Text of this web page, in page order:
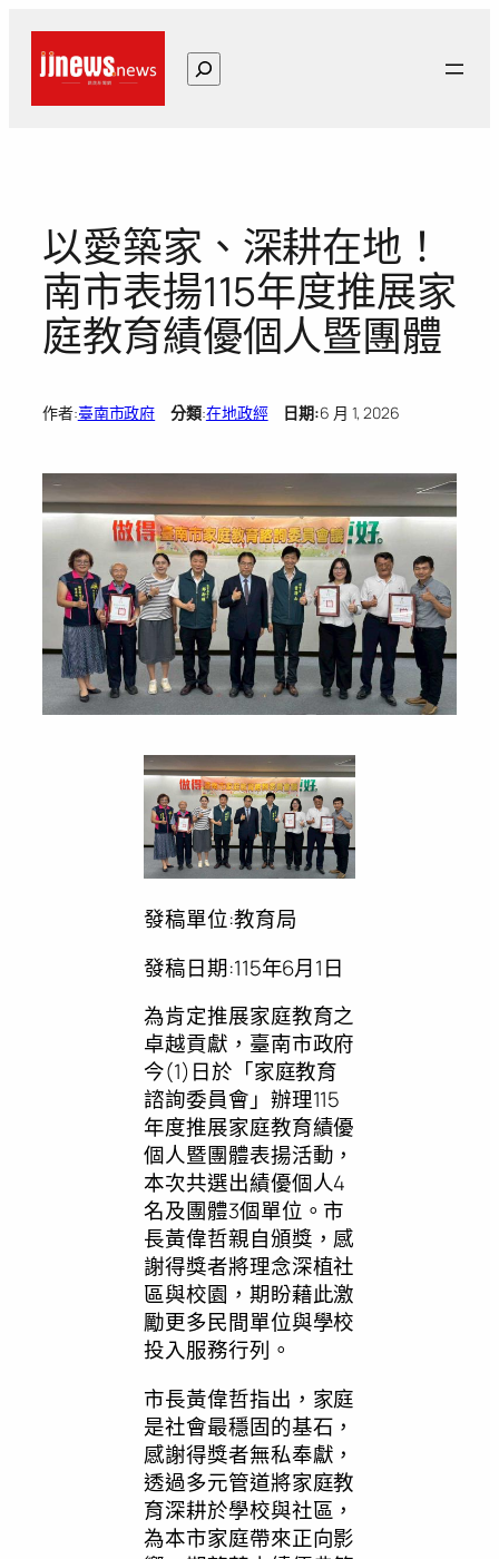
搜
尋
以愛築家、深耕在地！
南市表揚115年度推展家
庭教育績優個人暨團體
作者:臺南市政府 分類:在地政經日期:6 月 1, 2026
發稿單位:教育局
發稿日期:115年6月1日
為肯定推展家庭教育之
卓越貢獻，臺南市政府
今(1)日於「家庭教育
諮詢委員會」辦理115
年度推展家庭教育績優
個人暨團體表揚活動，
本次共選出績優個人4
名及團體3個單位。市
長黃偉哲親自頒獎，感
謝得獎者將理念深植社
區與校園，期盼藉此激
勵更多民間單位與學校
投入服務行列。
市長黃偉哲指出，家庭
是社會最穩固的基石，
感謝得獎者無私奉獻，
透過多元管道將家庭教
育深耕於學校與社區，
為本市家庭帶來正向影